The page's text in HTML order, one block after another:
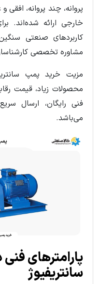
پروانه، چند پروانه، افقی
خارجی ارائه شده‌اند.
کاربردهای صنعتی
مشاوره تخصصی
مزیت خرید پمپ
محصولات زیاد، قیمت
فنی رایگان، ارسال
می‌باشد.
پارامترهای
سانتریفیوژ